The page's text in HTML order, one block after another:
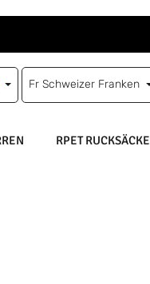
Fr Schweizer Franken
RPET RUCKSÄCKE